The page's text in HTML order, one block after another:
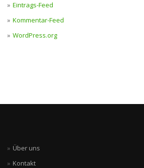
Eintrags-Feed
Kommentar-Feed
WordPress.org
Über uns
Kontakt